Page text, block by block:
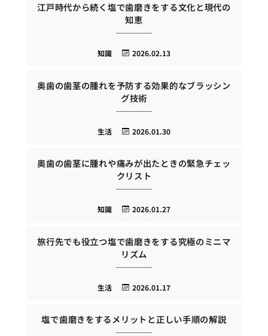
江戸時代から続く塩で歯磨きをする文化と現代の
知恵
2026.02.13
知識
奥歯の歯茎の腫れを予防する効果的なブラッシン
グ技術
2026.01.30
生活
奥歯の歯茎に腫れや痛みが出たときの緊急チェッ
クリスト
2026.01.27
知識
旅行先でも役立つ塩で歯磨きをする究極のミニマ
リズム
2026.01.17
生活
塩で歯磨きをするメリットと正しい手順の解説